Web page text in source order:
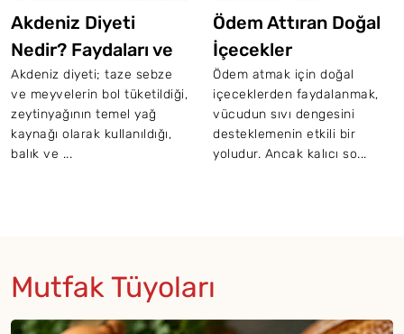
Akdeniz Diyeti
Nedir? Faydaları ve
Sağlıklı Salata
Tarifleri
Akdeniz diyeti; taze sebze
ve meyvelerin bol tüketildiği,
zeytinyağının temel yağ
kaynağı olarak kullanıldığı,
balık ve ...
Ödem Attıran Doğal
İçecekler
Ödem atmak için doğal
içeceklerden faydalanmak,
vücudun sıvı dengesini
desteklemenin etkili bir
yoludur. Ancak kalıcı so...
Mutfak Tüyoları